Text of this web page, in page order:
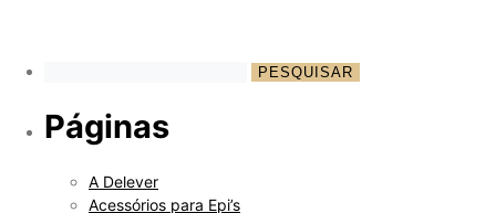
Páginas
A Delever
Acessórios para Epi’s